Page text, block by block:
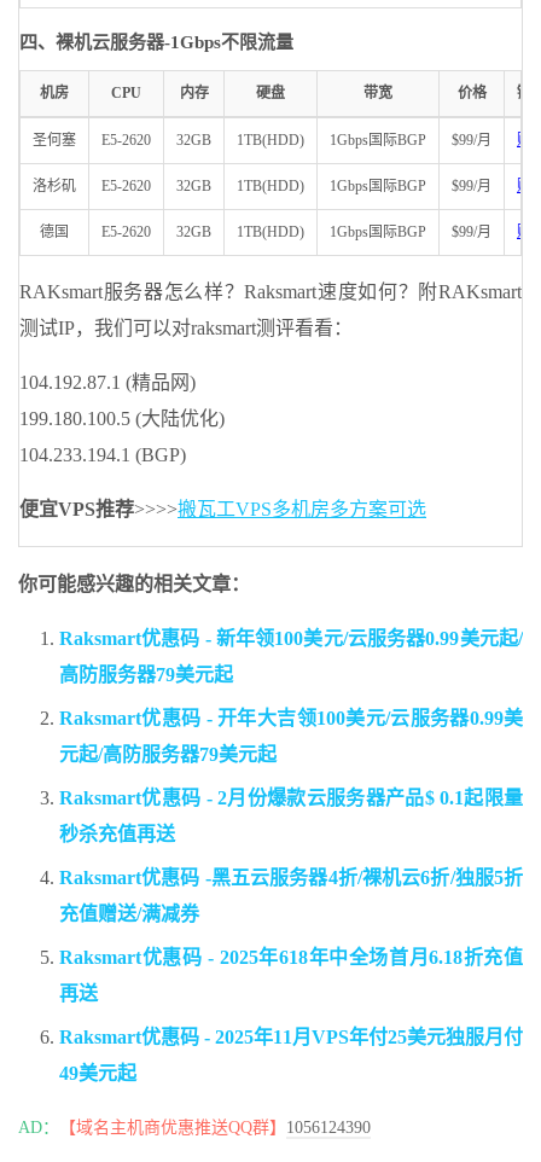
四、裸机云服务器-1Gbps不限流量
机房 CPU 内存 硬盘 带宽 价格 链
圣何塞 E5-2620 32GB 1TB(HDD) 1Gbps国际BGP $99/月 购
洛杉矶 E5-2620 32GB 1TB(HDD) 1Gbps国际BGP $99/月 购
德国 E5-2620 32GB 1TB(HDD) 1Gbps国际BGP $99/月 购
RAKsmart服务器怎么样？Raksmart速度如何？附RAKsmart
测试IP，我们可以对raksmart测评看看：
104.192.87.1 (精品网)
199.180.100.5 (大陆优化)
104.233.194.1 (BGP)
便宜VPS推荐>>>>搬瓦工VPS多机房多方案可选
你可能感兴趣的相关文章：
Raksmart优惠码 - 新年领100美元/云服务器0.99美元起/
高防服务器79美元起
Raksmart优惠码 - 开年大吉领100美元/云服务器0.99美
元起/高防服务器79美元起
Raksmart优惠码 - 2月份爆款云服务器产品$ 0.1起限量
秒杀充值再送
Raksmart优惠码 -黑五云服务器4折/裸机云6折/独服5折
充值赠送/满减券
Raksmart优惠码 - 2025年618年中全场首月6.18折充值
再送
Raksmart优惠码 - 2025年11月VPS年付25美元独服月付
49美元起
AD： 【域名主机商优惠推送QQ群】 1056124390